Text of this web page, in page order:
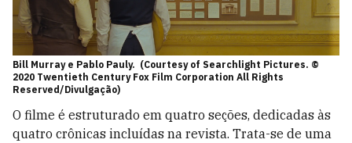
Bill Murray e Pablo Pauly. (Courtesy of Searchlight Pictures. ©
2020 Twentieth Century Fox Film Corporation All Rights
Reserved/Divulgação)
O filme é estruturado em quatro seções, dedicadas às
quatro crônicas incluídas na revista. Trata-se de uma